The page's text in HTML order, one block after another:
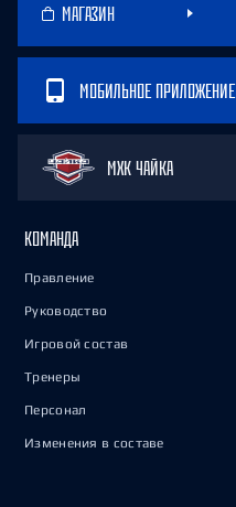
МАГАЗИН
МОБИЛЬНОЕ ПРИЛОЖЕНИЕ
МХК ЧАЙКА
КОМАНДА
Правление
Руководство
Игровой состав
Тренеры
Персонал
Изменения в составе